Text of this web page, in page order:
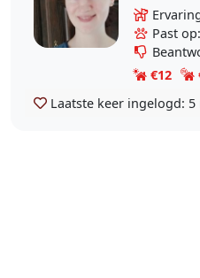
jaar op..
Past
€12
Laatste keer ingelogd: 5